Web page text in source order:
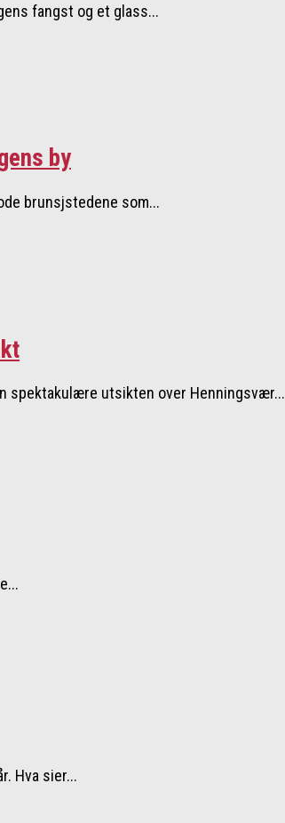
fangst og et glass...
by
brunsjstedene som...
spektakulære utsikten over Henningsvær...
Hva sier...